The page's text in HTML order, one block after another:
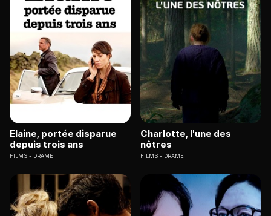
Elaine, portée disparue
depuis trois ans
FILMS DRAME
Charlotte, l'une des
nôtres
FILMS DRAME